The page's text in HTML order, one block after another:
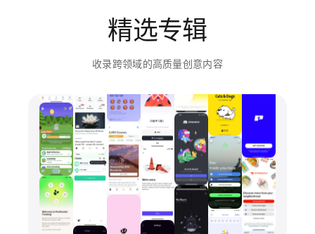
精选专辑
收录跨领域的高质量创意内容